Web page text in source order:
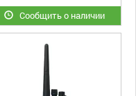
Сообщить о наличии